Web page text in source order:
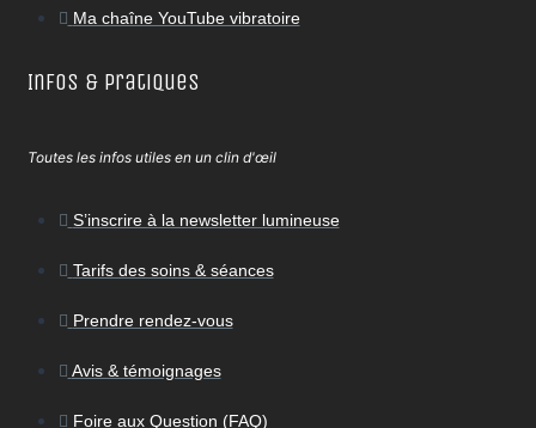
Ma chaîne YouTube vibratoire
Infos & Pratiques
Toutes les infos utiles en un clin d'œil
S’inscrire à la newsletter lumineuse
Tarifs des soins & séances
Prendre rendez-vous
Avis & témoignages
Foire aux Question (FAQ)